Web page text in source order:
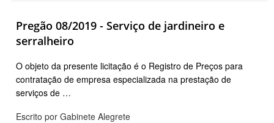
Pregão 08/2019 - Serviço de jardineiro e
serralheiro
O objeto da presente licitação é o Registro de Preços para
contratação de empresa especializada na prestação de
serviços de …
Escrito por Gabinete Alegrete